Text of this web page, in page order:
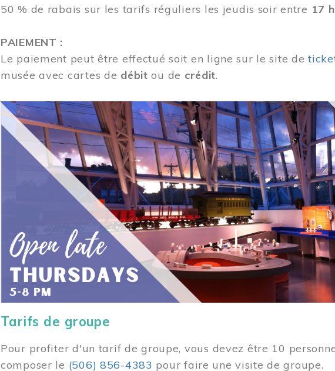
50 % de rabais sur les tarifs réguliers les jeudis soir entre 17
PAIEMENT :
Le paiement peut être effectué soit en ligne sur le site de
musée avec cartes de débitou de crédit.
Image
Tarifs de groupe
Pour profiter d'un tarif de groupe, vous devez être 10
composer le (506) 856-4383 pour faire une visite de groupe.